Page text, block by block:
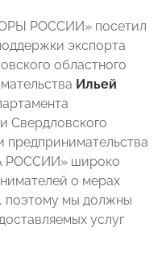
РОССИИ» посетил
экспорта
областного
Ильей
Свердловского
предпринимательства
РОССИИ» широко
о мерах
поэтому мы должны
услуг